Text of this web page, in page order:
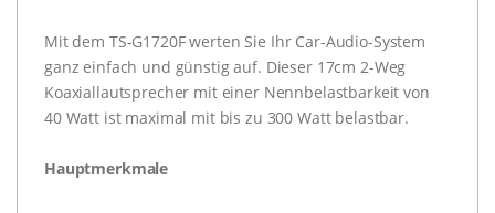
Mit dem TS-G1720F werten Sie Ihr Car-Audio-System
ganz einfach und günstig auf. Dieser 17cm 2-Weg
Koaxiallautsprecher mit einer Nennbelastbarkeit von
40 Watt ist maximal mit bis zu 300 Watt belastbar.
Hauptmerkmale